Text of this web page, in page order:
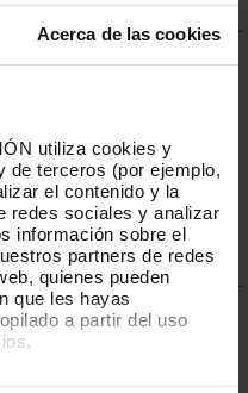
Acerca de las cookies
utiliza cookies y
de terceros (por ejemplo,
el contenido y la
redes sociales y analizar
información sobre el
partners de redes
quienes pueden
que les hayas
a partir del uso
una resposta fallida a
d'Àfrica de 2019
de Vida